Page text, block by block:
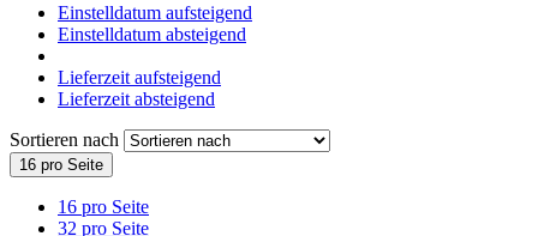
Einstelldatum aufsteigend
Einstelldatum absteigend
Lieferzeit aufsteigend
Lieferzeit absteigend
Sortieren nach
16 pro Seite
16 pro Seite
32 pro Seite